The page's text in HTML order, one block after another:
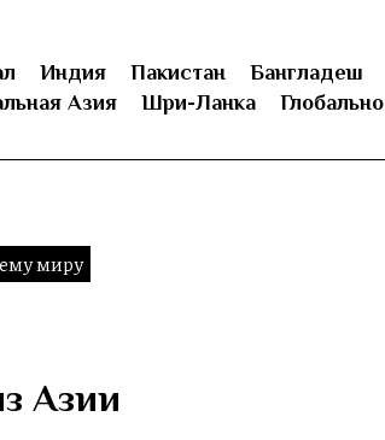
Индия Пакистан Бангладеш
Азия Шри-Ланка Глобально
миру
Азии